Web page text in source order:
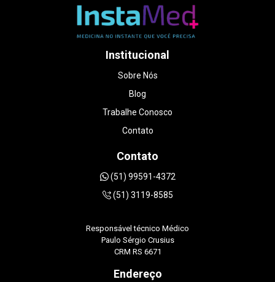
do exame, sem pressa. Me senti acolhida de
verdade, coisa rara hoje em dia. A qualidade
das imagens é excelente, o ambiente é ótimo e
o valor foi muito mais acessível do que em
experiência que transformou um dia de puro
estresse em um momento muito especial da
minha gestação. Sem dúvidas, recomendo de
olhos fechados DOUTORA LUANA
Institucional
Sobre Nós
Blog
Trabalhe Conosco
Contato
Contato
(51) 99591-4372
(51) 3119-8585
Responsável técnico Médico
Paulo Sérgio Crusius
CRM RS 6671
Endereço